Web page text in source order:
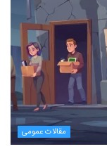
مقالات عمومی